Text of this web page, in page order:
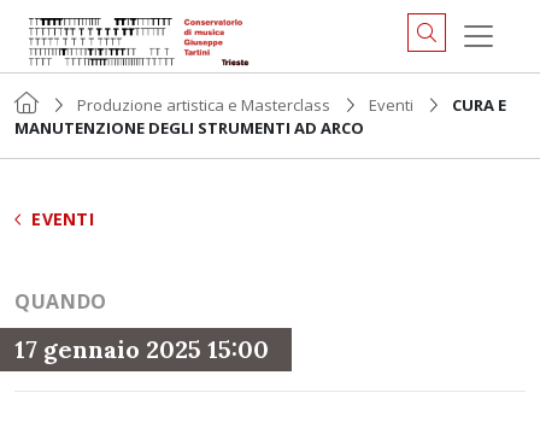
Produzione artistica e Masterclass Eventi
CURA E
MANUTENZIONE DEGLI STRUMENTI AD ARCO
EVENTI
QUANDO
17 gennaio 2025 15:00